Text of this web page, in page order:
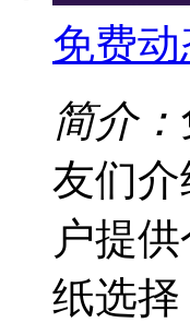
免费
简介：
友们
户提
纸选